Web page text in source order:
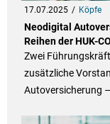
17.07.2025 Köpfe
Neodigital
Reihen der HUK-
Zwei
zusätzliche
Autoversicherung